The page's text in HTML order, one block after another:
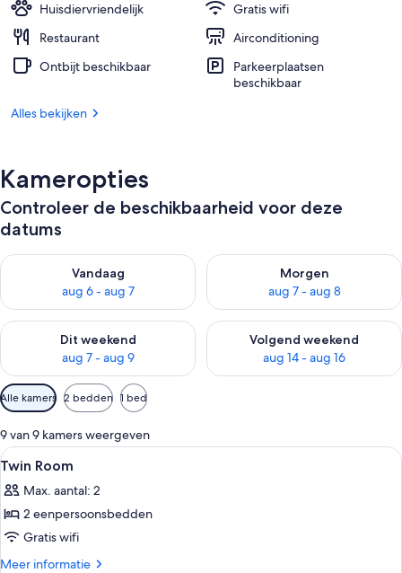
Receptie
Huisdiervriendelijk
Gratis wifi
Restaurant
Airconditioning
Ontbijt beschikbaar
Parkeerplaatsen
beschikbaar
Alles bekijken
Kameropties
Controleer de beschikbaarheid voor deze
datums
Vandaag
aug 6 - aug 7
De beschikbaarheid controleren voor vanavond aug 6 - aug 7
Morgen
aug 7 - aug 8
De beschikbaarheid
Dit weekend
aug 7 - aug 9
De beschikbaarheid controleren voor dit weekend aug 7 -
Volgend weekend
aug 14 - aug 16
De beschikbaarheid
Beschikbare
filters
voor
kamers
Alle kamers 2 bedden 1 bed
9 van 9 kamers weergeven
Alle
foto's
voor
Twin
Room
laden
Een hotelkamer met twee bedden,
11
Twin Room
Max. aantal: 2
2 eenpersoonsbedden
Gratis wifi
Meer informatie
Meer